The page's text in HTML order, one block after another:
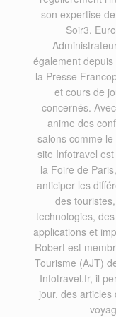
son expertise
Soir3,
également
la Presse
et cours de
concernés.
anime des
salons comme
site Infotravel
la Foire de
anticiper les
des
technologies,
applications et
Robert est
Tourisme (AJT)
Infotravel.fr, il
jour, des